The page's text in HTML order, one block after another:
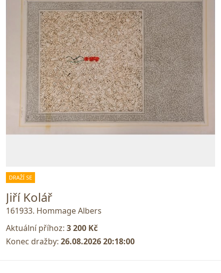
DRAŽÍ SE
Jiří Kolář
161933. Hommage Albers
Aktuální příhoz: 3 200 Kč
Konec dražby: 26.08.2026 20:18:00